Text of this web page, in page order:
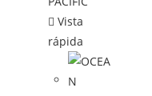
Vista
rápida